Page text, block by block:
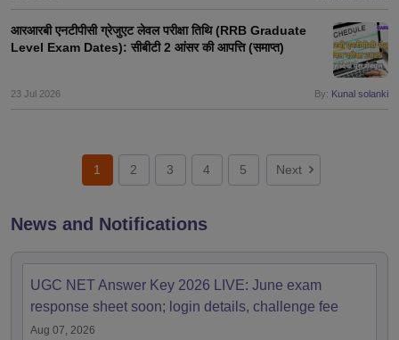
आरआरबी एनटीपीसी ग्रेजुएट लेवल परीक्षा तिथि (RRB Graduate
Level Exam Dates): सीबीटी 2 आंसर की आपत्ति (समाप्त)
23 Jul 2026 By: Kunal solanki
1 2 3 4 5 Next
News and Notifications
UGC NET Answer Key 2026 LIVE: June exam
response sheet soon; login details, challenge fee
Aug 07, 2026